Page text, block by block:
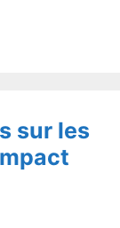
sur les